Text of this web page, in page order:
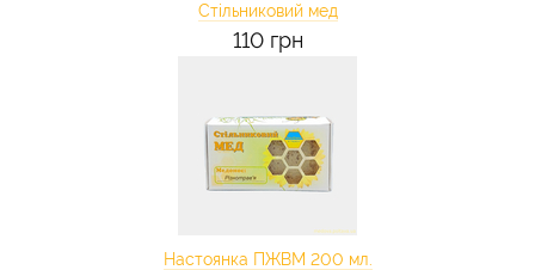
Стільниковий мед
110 грн
Настоянка ПЖВМ 200 мл.